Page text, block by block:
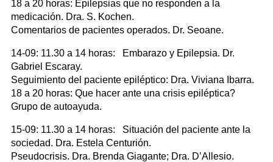
18 a 20 horas: Epilepsias que no responden a la
medicación. Dra. S. Kochen.
Comentarios de pacientes operados. Dr. Seoane.
14-09: 11.30 a 14 horas: Embarazo y Epilepsia. Dr.
Gabriel Escaray.
Seguimiento del paciente epiléptico: Dra. Viviana Ibarra.
18 a 20 horas: Que hacer ante una crisis epiléptica?
Grupo de autoayuda.
15-09: 11.30 a 14 horas: Situación del paciente ante la
sociedad. Dra. Estela Centurión.
Pseudocrisis. Dra. Brenda Giagante; Dra. D’Allesio.